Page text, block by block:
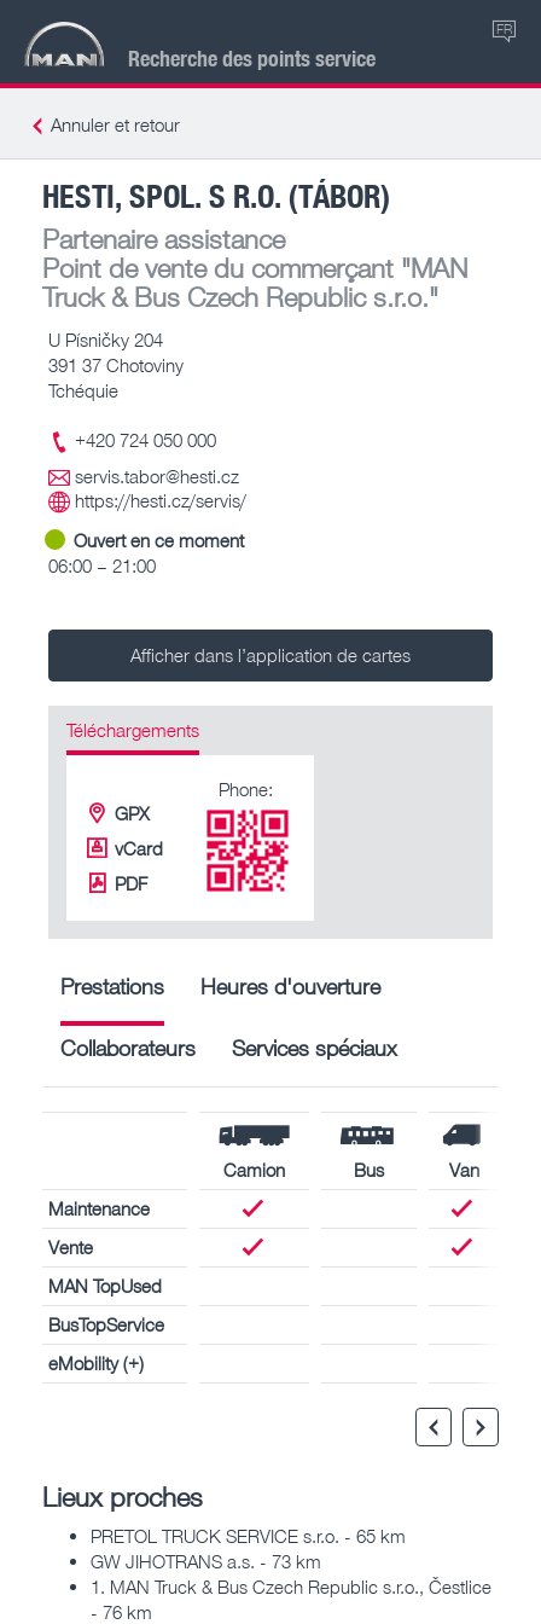
Recherche des points service
FR
Annuler et retour
HESTI, SPOL. S R.O. (TÁBOR)
Partenaire assistance
Point de vente du commerçant "MAN
Truck & Bus Czech Republic s.r.o."
U Písničky 204
391 37 Chotoviny
Tchéquie
+420 724 050 000
servis.tabor@hesti.cz
https://hesti.cz/servis/
Ouvert en ce moment
06:00 – 21:00
Afficher dans l’application de cartes
Téléchargements
GPX
vCard
PDF
Phone:
Prestations Heures d'ouverture
Collaborateurs Services spéciaux
Camion Bus
Van
Maintenance
Vente
MAN TopUsed
BusTopService
eMobility (+)
Lieux proches
PRETOL TRUCK SERVICE s.r.o. - 65 km
GW JIHOTRANS a.s. - 73 km
1. MAN Truck & Bus Czech Republic s.r.o., Čestlice
- 76 km